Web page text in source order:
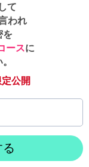
て
われ
を
ースに
公開